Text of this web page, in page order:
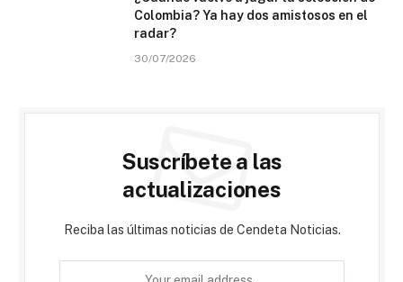
Colombia? Ya hay dos amistosos en el
radar?
30/07/2026
Suscríbete a las
actualizaciones
Reciba las últimas noticias de Cendeta Noticias.